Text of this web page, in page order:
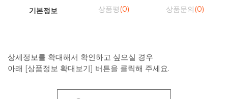
기본정보 상품평 (0) 상품문의 (0)
상세정보를 확대해서 확인하고 싶으실 경우
아래 [상품정보 확대보기] 버튼을 클릭해 주세요.